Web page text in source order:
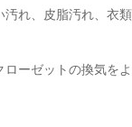
れ、皮脂汚れ、衣
ーゼットの換気を